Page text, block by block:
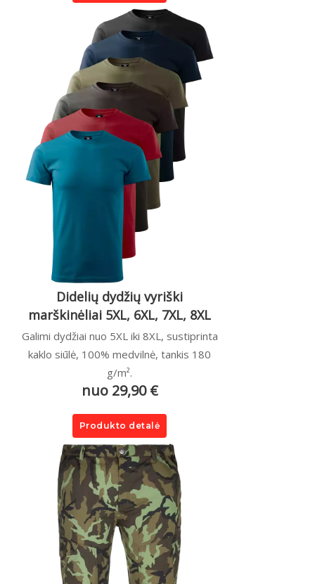
Didelių dydžių vyriški
marškinėliai 5XL, 6XL, 7XL, 8XL
Galimi dydžiai nuo 5XL iki 8XL, sustiprinta
kaklo siūlė, 100% medvilnė, tankis 180
g/m².
nuo 29,90 €
Produkto detalė